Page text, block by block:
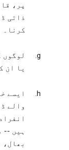
پر،
ذاتی
کرنا۔
لوگوں
یا ان
ایسے
والے
ہیں --